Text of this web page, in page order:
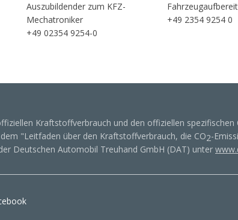
Auszubildender zum KFZ-
Mechatroniker
+49 02354 9254-0
+49 2354 9254 0
Kraftstoffverbrauch und den offiziellen spezifischen
"Leitfaden über den Kraftstoffverbrauch, die CO2-
Deutschen Automobil Treuhand GmbH (DAT) unter